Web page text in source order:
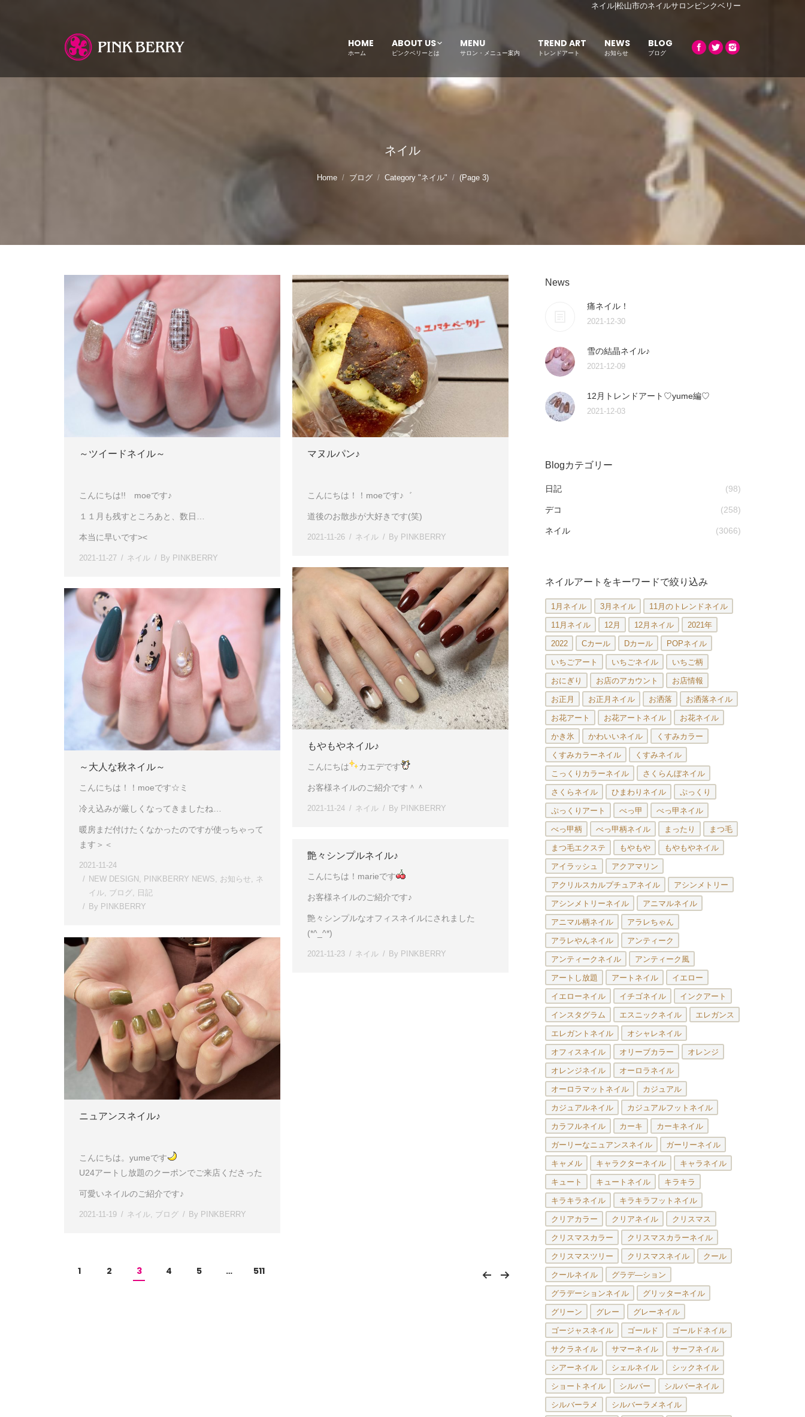
ネイル|松山市のネイルサロンピンクベリー
HOME
ホーム
ABOUT US
ピンクベリーとは
MENU
サロン・メニュー案内
TREND ART
トレンドアート
NEWS
お知らせ
BLOG
ブログ
ネイル
Home ブログ Category "ネイル" (Page 3)
～ツイードネイル～
こんにちは!! moeです♪
１１月も残すところあと、数日…
本当に早いです><
2021-11-27 ネイル By PINKBERRY
マヌルパン♪
こんにちは！！moeです♪゛
道後のお散歩が大好きです(笑)
2021-11-26 ネイル By PINKBERRY
もやもやネイル♪
こんにちは カエデです
お客様ネイルのご紹介です＾＾
2021-11-24 ネイル By PINKBERRY
～大人な秋ネイル～
こんにちは！！moeです☆ミ
冷え込みが厳しくなってきましたね…
暖房まだ付けたくなかったのですが使っちゃって
ます＞＜
2021-11-24
NEW DESIGN
PINKBERRY NEWS お知らせ
ネ
イル ブログ
日記
By PINKBERRY
艶々シンプルネイル♪
こんにちは！marieです
お客様ネイルのご紹介です♪
艶々シンプルなオフィスネイルにされました
(*^_^*)
2021-11-23 ネイル By PINKBERRY
ニュアンスネイル♪
こんにちは。yumeです
U24アートし放題のクーポンでご来店くださった
可愛いネイルのご紹介です♪
2021-11-19 ネイル ブログ By PINKBERRY
1 2 3 4 5 … 511
News
痛ネイル！
2021-12-30
雪の結晶ネイル♪
2021-12-09
12月トレンドアート♡yume編♡
2021-12-03
Blogカテゴリー
日記 (98)
デコ (258)
ネイル (3066)
ネイルアートをキーワードで絞り込み
1月ネイル 3月ネイル 11月のトレンドネイル
11月ネイル 12月 12月ネイル 2021年
2022 Cカール Dカール POPネイル
いちごアート いちごネイル いちご柄
おにぎり お店のアカウント お店情報
お正月 お正月ネイル お洒落 お洒落ネイル
お花アート お花アートネイル お花ネイル
かき氷 かわいいネイル くすみカラー
くすみカラーネイル くすみネイル
こっくりカラーネイル さくらんぼネイル
さくらネイル ひまわりネイル ぷっくり
ぷっくりアート べっ甲 べっ甲ネイル
べっ甲柄 べっ甲柄ネイル まったり まつ毛
まつ毛エクステ もやもや もやもやネイル
アイラッシュ アクアマリン
アクリルスカルプチュアネイル アシンメトリー
アシンメトリーネイル アニマルネイル
アニマル柄ネイル アラレちゃん
アラレやんネイル アンティーク
アンティークネイル アンティーク風
アートし放題 アートネイル イエロー
イエローネイル イチゴネイル インクアート
インスタグラム エスニックネイル エレガンス
エレガントネイル オシャレネイル
オフィスネイル オリーブカラー オレンジ
オレンジネイル オーロラネイル
オーロラマットネイル カジュアル
カジュアルネイル カジュアルフットネイル
カラフルネイル カーキ カーキネイル
ガーリーなニュアンスネイル ガーリーネイル
キャメル キャラクターネイル キャラネイル
キュート キュートネイル キラキラ
キラキラネイル キラキラフットネイル
クリアカラー クリアネイル クリスマス
クリスマスカラー クリスマスカラーネイル
クリスマスツリー クリスマスネイル クール
クールネイル グラデ―ション
グラデーションネイル グリッターネイル
グリーン グレー グレーネイル
ゴージャスネイル ゴールド ゴールドネイル
サクラネイル サマーネイル サーフネイル
シアーネイル シェルネイル シックネイル
ショートネイル シルバー シルバーネイル
シルバーラメ シルバーラメネイル